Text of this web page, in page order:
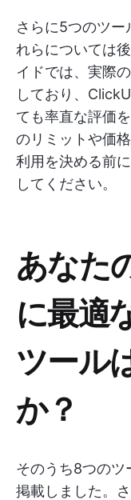
さらに5つのツー
れらについては
イドでは、実際
しており、
ても率直な評価
のリミットや価
利用を決める前
してください。
あなた
に最適
ツール
か？
そのうち8つのツ
掲載しました。